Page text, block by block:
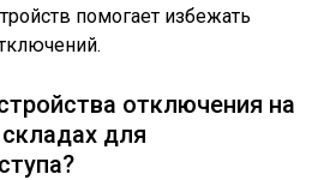
помогает избежать
отключения на
для